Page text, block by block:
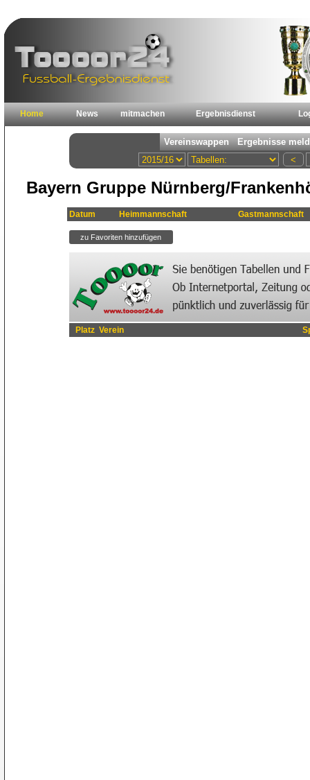
Home News mitmachen Ergebnisdienst
Bayern Gruppe Nürnberg/
Datum Heimmannschaft Gastmannschaft
Platz Verein